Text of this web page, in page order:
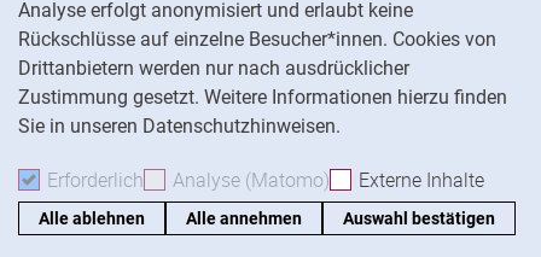
Analyse erfolgt anonymisiert und erlaubt keine
Rückschlüsse auf einzelne Besucher*innen. Cookies von
Drittanbietern werden nur nach ausdrücklicher
Zustimmung gesetzt. Weitere Informationen hierzu finden
Sie in unseren Datenschutzhinweisen.
Erforderlich Erforderliche Cookies akzeptieren
Analyse (Matomo) Analyse-Cookies
Externe Inhalte
Alle ablehnen Alle annehmen Auswahl bestätigen
Barrierefreiheit
Transparenter KI-Einsatz